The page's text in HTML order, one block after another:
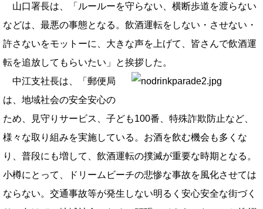
山口署長は、「ルールーを守らない、横断歩道を渡らない
などは、最悪の事態となる。飲酒運転をしない・させない・
許さないをモットーに、大きな声を上げて、皆さんで飲酒運
転を追放してもらいたい」と挨拶した。
中江支社長は、「郵便局
は、地域社会の安全安心の
ため、見守りサービス、子ども100番、特殊詐欺防止など、
様々な取り組みを実施している。お酒を飲む機会も多くな
り、普段にも増して、飲酒運転の撲滅が重要な時期となる。
小樽にとって、ドリームビーチの悲惨な事故を風化させては
ならない。交通事故等が発生しない明るく安心安全な街づく